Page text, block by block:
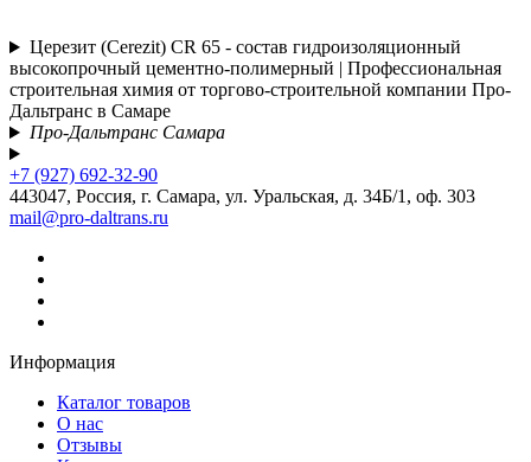
Церезит (Cerezit) CR 65 - состав гидроизоляционный
высокопрочный цементно-полимерный | Профессиональная
строительная химия от торгово-строительной компании Про-
Дальтранс в Самаре
Про-Дальтранс Самара
+7 (927) 692-32-90
443047, Россия, г. Самара, ул. Уральская, д. 34Б/1, оф. 303
mail@pro-daltrans.ru
Информация
Каталог товаров
О нас
Отзывы